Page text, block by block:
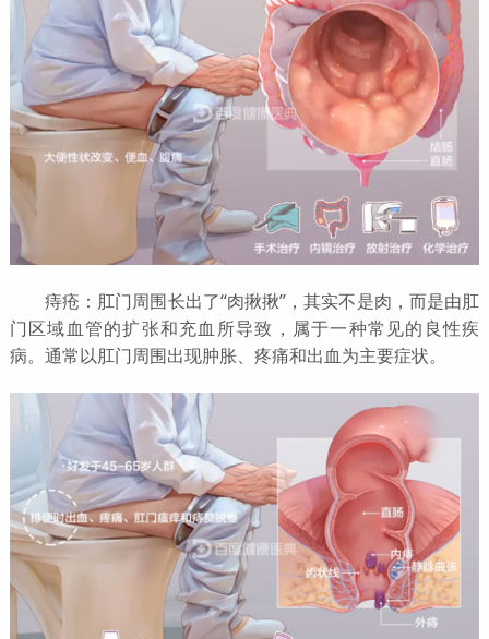
痔疮：肛门周围长出了“肉揪揪”，其实不是肉，而是由肛
门区域血管的扩张和充血所导致，属于一种常见的良性疾
病。通常以肛门周围出现肿胀、疼痛和出血为主要症状。